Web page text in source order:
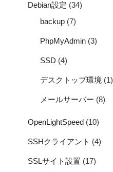
Debian設定 (34)
backup (7)
PhpMyAdmin (3)
SSD (4)
デスクトップ環境 (1)
メールサーバー (8)
OpenLightSpeed (10)
SSHクライアント (4)
SSLサイト設置 (17)